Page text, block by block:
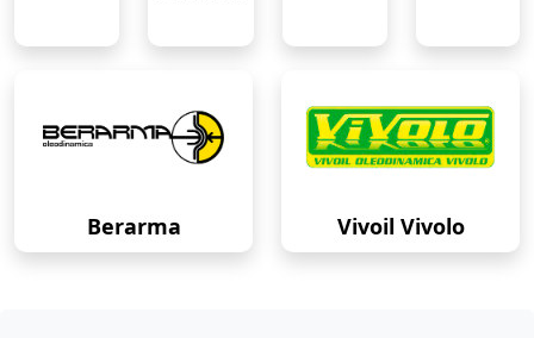
Berarma Vivoil Vivolo